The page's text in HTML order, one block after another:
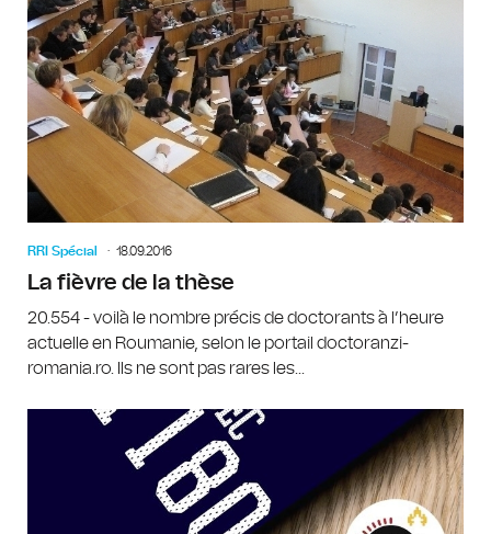
RRI Spécial 18.09.2016
La fièvre de la thèse
20.554 - voilà le nombre précis de doctorants à l’heure
actuelle en Roumanie, selon le portail doctoranzi-
romania.ro. Ils ne sont pas rares les...